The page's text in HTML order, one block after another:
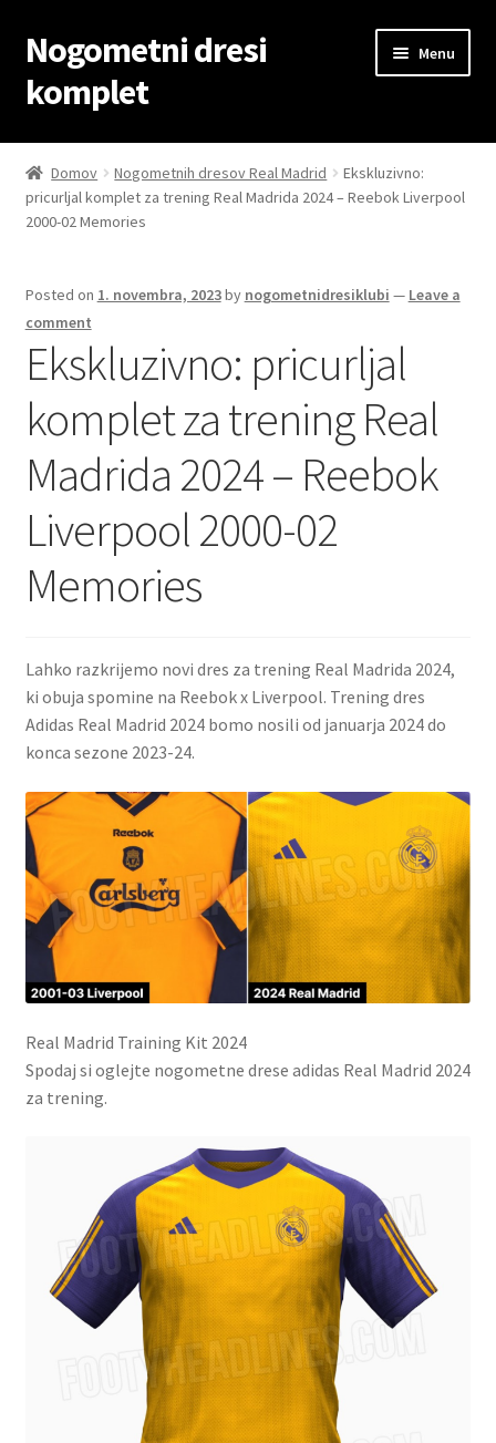
Skip
to
navigation
Skip
to
content
Nogometni dresi
komplet
Menu
Domov
Blog
Košarica
Moj račun
Trgovina
Zaključek nakupa
Domov Nogometnih dresov Real Madrid
Ekskluzivno:
pricurljal komplet za trening Real Madrida 2024 – Reebok Liverpool
2000-02 Memories
Posted on 1. novembra, 2023by nogometnidresiklubi — Leave a
comment
Ekskluzivno: pricurljal
komplet za trening Real
Madrida 2024 – Reebok
Liverpool 2000-02
Memories
Lahko razkrijemo novi dres za trening Real Madrida 2024,
ki obuja spomine na Reebok x Liverpool. Trening dres
Adidas Real Madrid 2024 bomo nosili od januarja 2024 do
konca sezone 2023-24.
Real Madrid Training Kit 2024
Spodaj si oglejte nogometne drese adidas Real Madrid 2024
za trening.